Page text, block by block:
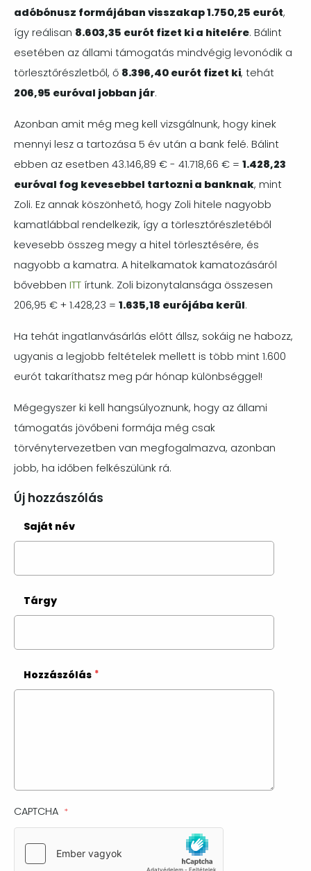
adóbónusz formájában visszakap 1.750,25 eurót,
így reálisan 8.603,35 eurót fizet ki a hitelére. Bálint
esetében az állami támogatás mindvégig levonódik a
törlesztőrészletből, ő 8.396,40 eurót fizet ki, tehát
206,95 euróval jobban jár.
Azonban amit még meg kell vizsgálnunk, hogy kinek
mennyi lesz a tartozása 5 év után a bank felé. Bálint
ebben az esetben 43.146,89 € - 41.718,66 € = 1.428,23
euróval fog kevesebbel tartozni a banknak, mint
Zoli. Ez annak köszönhető, hogy Zoli hitele nagyobb
kamatlábbal rendelkezik, így a törlesztőrészletéből
kevesebb összeg megy a hitel törlesztésére, és
nagyobb a kamatra. A hitelkamatok kamatozásáról
bővebben ITT írtunk. Zoli bizonytalansága összesen
206,95 € + 1.428,23 = 1.635,18 eurójába kerül.
Ha tehát ingatlanvásárlás előtt állsz, sokáig ne habozz,
ugyanis a legjobb feltételek mellett is több mint 1.600
eurót takaríthatsz meg pár hónap különbséggel!
Mégegyszer ki kell hangsúlyoznunk, hogy az állami
támogatás jövőbeni formája még csak
törvénytervezetben van megfogalmazva, azonban
jobb, ha időben felkészülünk rá.
Új hozzászólás
Saját név
Tárgy
Hozzászólás
CAPTCHA